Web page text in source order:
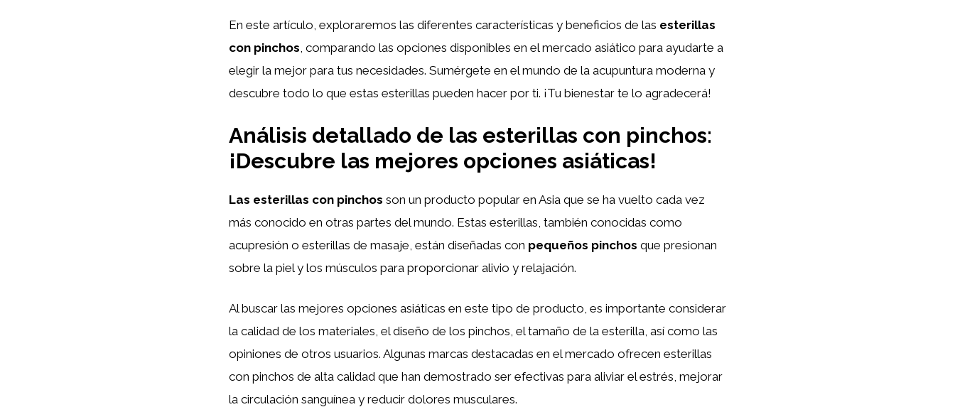
En este artículo, exploraremos las diferentes características y beneficios de las esterillas
con pinchos, comparando las opciones disponibles en el mercado asiático para ayudarte a
elegir la mejor para tus necesidades. Sumérgete en el mundo de la acupuntura moderna y
descubre todo lo que estas esterillas pueden hacer por ti. ¡Tu bienestar te lo agradecerá!
Análisis detallado de las esterillas con pinchos:
¡Descubre las mejores opciones asiáticas!
Las esterillas con pinchos son un producto popular en Asia que se ha vuelto cada vez
más conocido en otras partes del mundo. Estas esterillas, también conocidas como
acupresión o esterillas de masaje, están diseñadas con pequeños pinchos que presionan
sobre la piel y los músculos para proporcionar alivio y relajación.
Al buscar las mejores opciones asiáticas en este tipo de producto, es importante considerar
la calidad de los materiales, el diseño de los pinchos, el tamaño de la esterilla, así como las
opiniones de otros usuarios. Algunas marcas destacadas en el mercado ofrecen esterillas
con pinchos de alta calidad que han demostrado ser efectivas para aliviar el estrés, mejorar
la circulación sanguínea y reducir dolores musculares.